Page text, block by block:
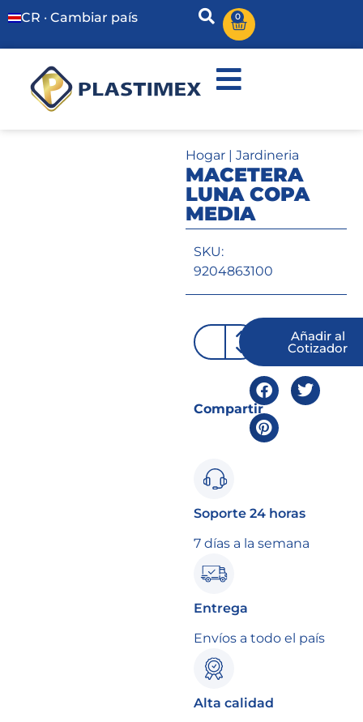
CR · Cambiar país 0
Hogar| Jardineria
MACETERA
LUNA COPA
MEDIA
SKU:
9204863100
Añadir al
Cotizador
Compartir
Soporte 24 horas
7 días a la semana
Entrega
Envíos a todo el país
Alta calidad